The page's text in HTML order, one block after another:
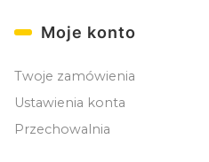
Moje konto
Twoje zamówienia
Ustawienia konta
Przechowalnia